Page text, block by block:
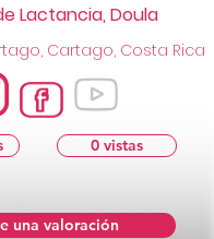
una valoración
Cartago, Costa Rica
Lactancia, Doula
0 vistas